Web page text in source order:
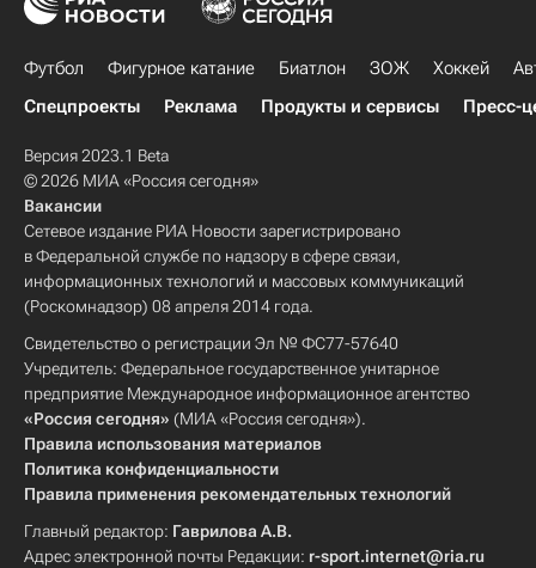
Футбол Фигурное катание Биатлон ЗОЖ Хоккей
Спецпроекты
Реклама Продукты и сервисы Пресс-
Версия 2023.1 Beta
© 2026 МИА «Россия сегодня»
Вакансии
Сетевое издание РИА Новости зарегистрировано
в Федеральной службе по надзору в сфере связи,
информационных технологий и массовых коммуникаций
(Роскомнадзор) 08 апреля 2014 года.
Свидетельство о регистрации Эл № ФС77-57640
Учредитель: Федеральное государственное унитарное
предприятие Международное информационное агентство
«Россия сегодня» (МИА «Россия сегодня»).
Правила использования материалов
Политика конфиденциальности
Правила применения рекомендательных технологий
Главный редактор: Гаврилова А.В.
Адрес электронной почты Редакции: r-sport.internet@ria.ru